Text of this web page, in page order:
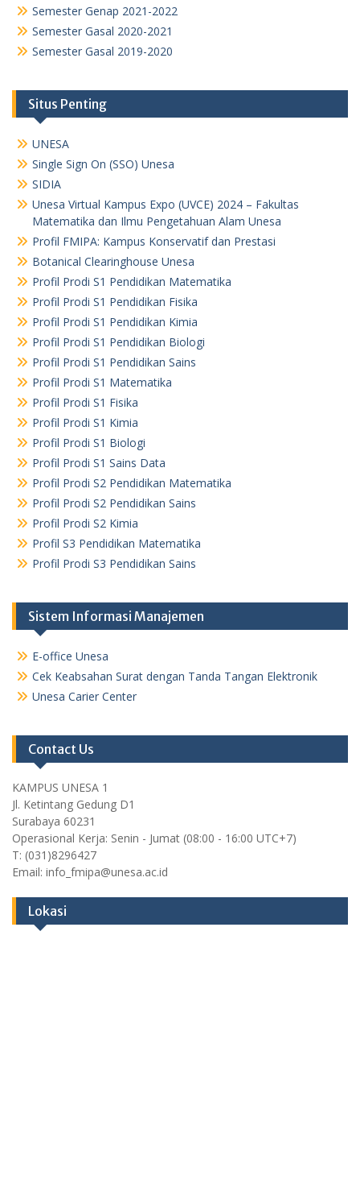
Semester Genap 2021-2022
Semester Gasal 2020-2021
Semester Gasal 2019-2020
Situs Penting
UNESA
Single Sign On (SSO) Unesa
SIDIA
Unesa Virtual Kampus Expo (UVCE) 2024 – Fakultas
Matematika dan Ilmu Pengetahuan Alam Unesa
Profil FMIPA: Kampus Konservatif dan Prestasi
Botanical Clearinghouse Unesa
Profil Prodi S1 Pendidikan Matematika
Profil Prodi S1 Pendidikan Fisika
Profil Prodi S1 Pendidikan Kimia
Profil Prodi S1 Pendidikan Biologi
Profil Prodi S1 Pendidikan Sains
Profil Prodi S1 Matematika
Profil Prodi S1 Fisika
Profil Prodi S1 Kimia
Profil Prodi S1 Biologi
Profil Prodi S1 Sains Data
Profil Prodi S2 Pendidikan Matematika
Profil Prodi S2 Pendidikan Sains
Profil Prodi S2 Kimia
Profil S3 Pendidikan Matematika
Profil Prodi S3 Pendidikan Sains
Sistem Informasi Manajemen
E-office Unesa
Cek Keabsahan Surat dengan Tanda Tangan Elektronik
Unesa Carier Center
Contact Us
KAMPUS UNESA 1
Jl. Ketintang Gedung D1
Surabaya 60231
Operasional Kerja: Senin - Jumat (08:00 - 16:00 UTC+7)
T: (031)8296427
Email: info_fmipa@unesa.ac.id
Lokasi